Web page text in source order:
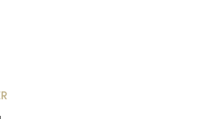
bilgisine
ve hukuka uygun
işlenmeyecektir..
Bağlantılı, Sınırlı